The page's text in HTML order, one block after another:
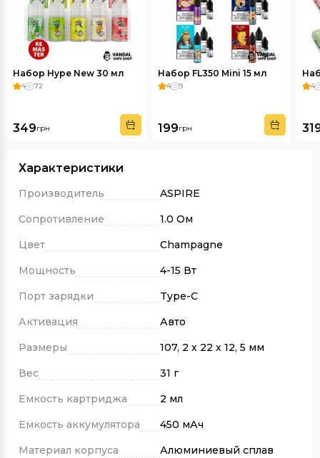
Набор Hype New 30 мл
4 72
349грн
Набор FL350 Mini 15 мл
4 9
199грн
4
Характеристики
Производитель
ASPIRE
Сопротивление
1.0 Ом
Цвет
Champagne
Мощность
4-15 Вт
Порт зарядки
Type-C
Активация
Авто
Размеры
107, 2 х 22 х 12, 5 мм
Вес
31 г
Емкость картриджа
2 мл
Емкость аккумулятора
450 мАч
Материал корпуса
Алюминиевый сплав